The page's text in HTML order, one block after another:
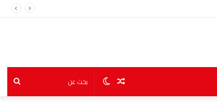
بحث
الوضعمقال